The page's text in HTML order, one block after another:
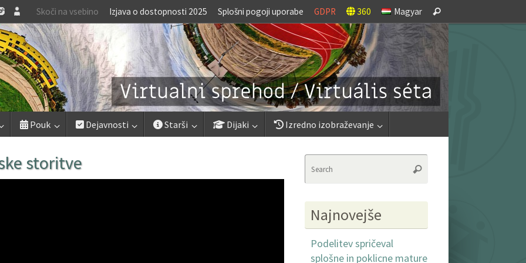
Skoči na vsebino Izjava o dostopnosti 2025 Splošni pogoji uporabe GDPR 360 Magyar
for:
Search
Pouk Dejavnosti Starši Dijaki Izredno izobraževanje
storitve Search
Najnovejše
Podelitev spričeval
splošne in poklicne mature